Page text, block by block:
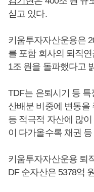
싣고 있다.
키움투자자산운용은
를 포함 회사의 퇴직
1조 원을 돌파했다고
TDF는 은퇴시기 등
산배분 비중에 변동을
등 적극적 자산에 많
이 다가올수록 채권
키움투자자산운용 퇴
DF 순자산은 5378억